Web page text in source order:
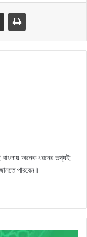
বাংলায় অনেক ধরনের তথ্যই
পারবেন।